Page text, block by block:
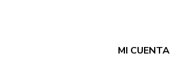
MI CUENTA